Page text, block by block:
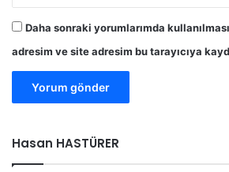
Daha sonraki yorumlarımda
adresim ve site adresim bu tarayıcıya
Hasan HASTÜRER